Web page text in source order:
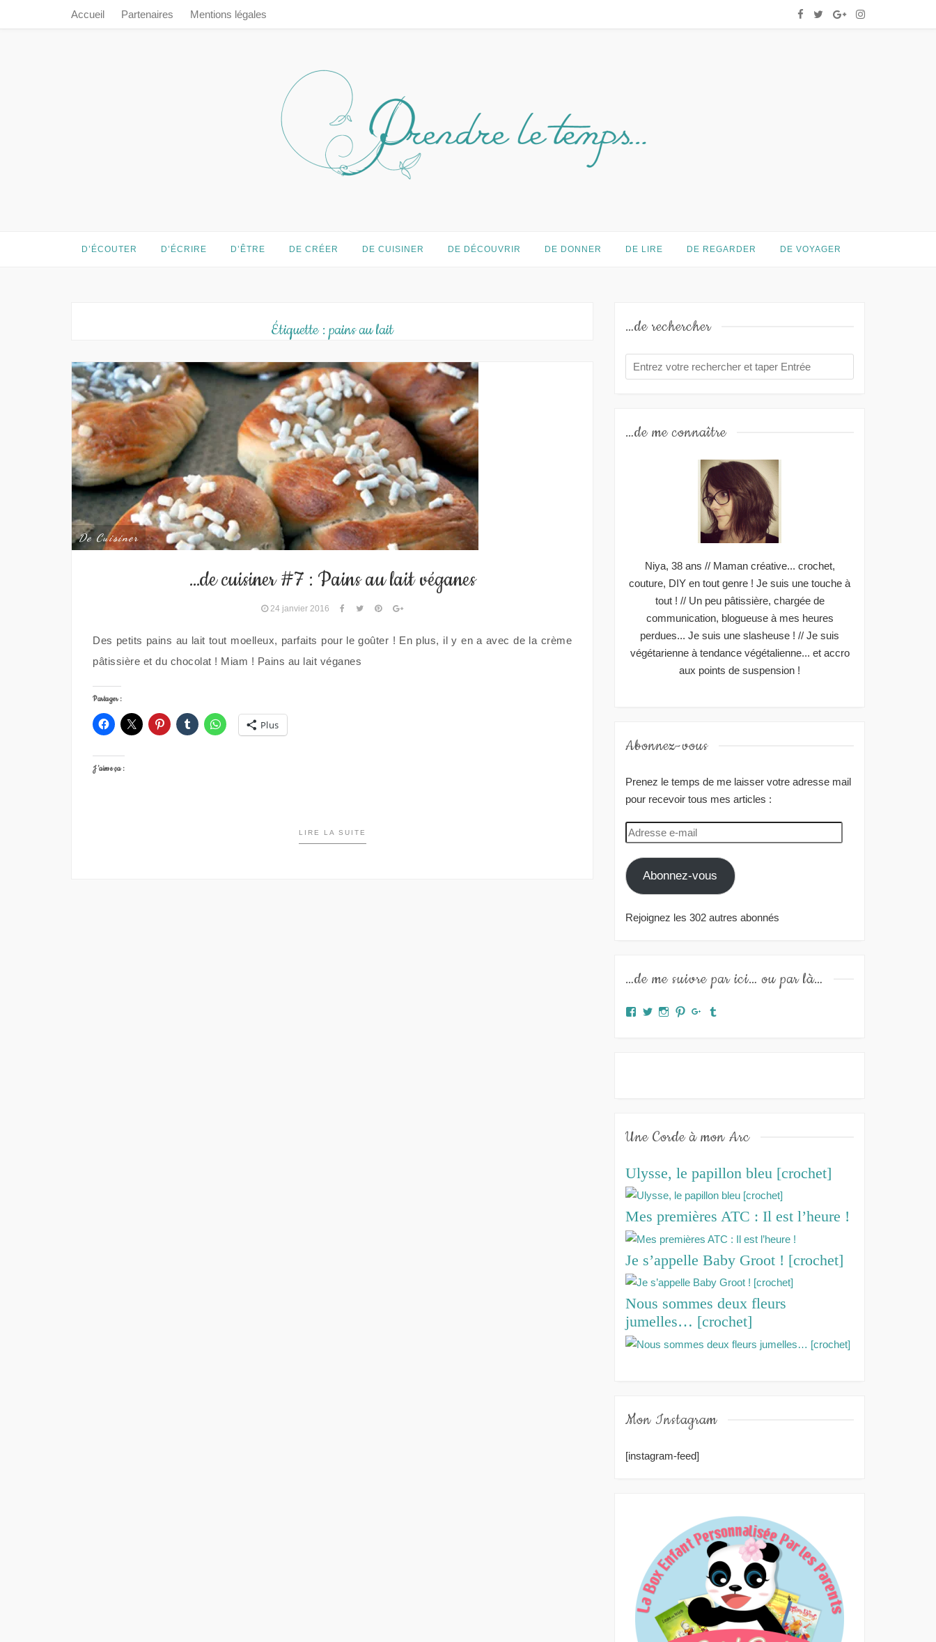
Accueil Partenaires Mentions légales
Prendre le temps…
D’ÉCOUTER D’ÉCRIRE D’ÊTRE DE CRÉER DE CUISINER DE DÉCOUVRIR DE DONNER DE LIRE DE REGARDER DE VOYAGER
Étiquette : pains au lait
De Cuisiner
…de cuisiner #7 : Pains au lait véganes
24 janvier 2016
Des petits pains au lait tout moelleux, parfaits pour le goûter ! En plus, il y en a avec de la crème
pâtissière et du chocolat ! Miam ! Pains au lait véganes
Partager :
Plus
J’aime ça :
LIRE LA SUITE
…de rechercher
…de me connaître
Niya, 38 ans // Maman créative... crochet,
couture, DIY en tout genre ! Je suis une touche à
tout ! // Un peu pâtissière, chargée de
communication, blogueuse à mes heures
perdues... Je suis une slasheuse ! // Je suis
végétarienne à tendance végétalienne... et accro
aux points de suspension !
Abonnez-vous
Prenez le temps de me laisser votre adresse mail
pour recevoir tous mes articles :
Adresse
e-
mail
Abonnez-vous
Rejoignez les 302 autres abonnés
…de me suivre par ici… ou par là…
Facebook
TwitterInstagram
PinterestGoogle+
Une Corde à mon Arc
Ulysse, le papillon bleu [crochet]
Mes premières ATC : Il est l’heure !
Je s’appelle Baby Groot ! [crochet]
Nous sommes deux fleurs
jumelles… [crochet]
Mon Instagram
[instagram-feed]